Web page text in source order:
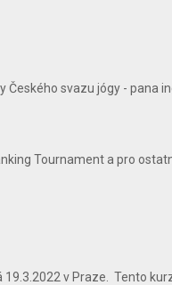
svazu jógy - pana
Tournament a pro
v Praze. Tento kurz